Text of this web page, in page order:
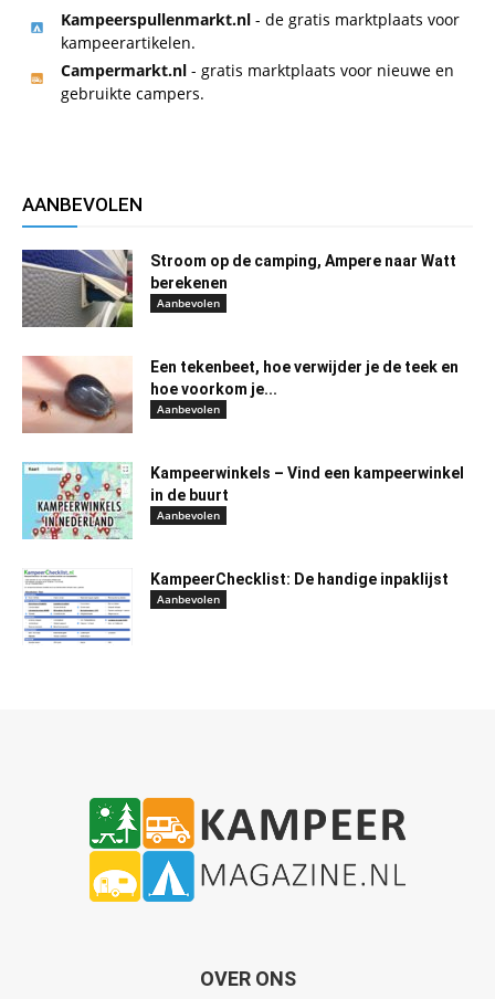
Kampeerspullenmarkt.nl - de gratis marktplaats voor
kampeerartikelen.
Campermarkt.nl - gratis marktplaats voor nieuwe en
gebruikte campers.
AANBEVOLEN
Stroom op de camping, Ampere naar Watt
berekenen
Aanbevolen
Een tekenbeet, hoe verwijder je de teek en
hoe voorkom je...
Aanbevolen
Kampeerwinkels – Vind een kampeerwinkel
in de buurt
Aanbevolen
KampeerChecklist: De handige inpaklijst
Aanbevolen
OVER ONS